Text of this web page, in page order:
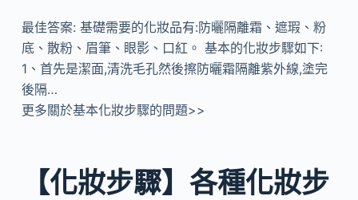
最佳答案: 基礎需要的化妝品有:防曬隔離霜、遮瑕、粉
底、散粉、眉筆、眼影、口紅。 基本的化妝步驟如下:
1、首先是潔面,清洗毛孔然後擦防曬霜隔離紫外線,塗完
後隔…
更多關於基本化妝步驟的問題>>
【化妝步驟】各種化妝步